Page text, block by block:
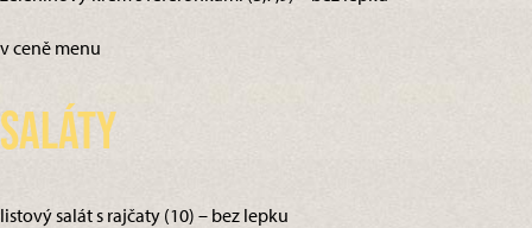
v ceně menu
Saláty
listový salát s rajčaty (10) – bez lepku